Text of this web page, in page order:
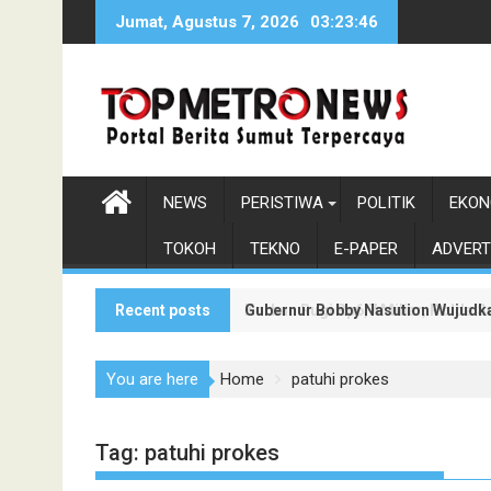
Jumat, Agustus 7, 2026 03:23:48
NEWS PERISTIWA POLITIK
TOKOH TEKNO E-PAPER
Recent posts Gubernur Bobby Nasution
Korban Rugi Rp6,7 Miliar, Polda
You are here Home patuhi prokes
Tag: patuhi prokes